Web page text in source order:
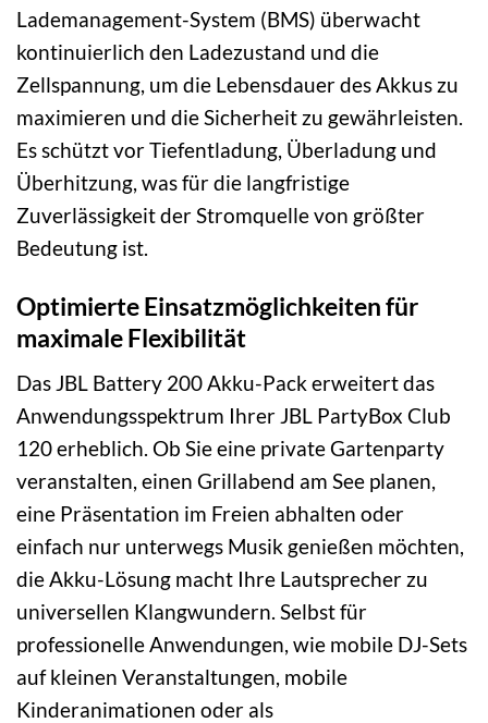
Lademanagement-System (BMS) überwacht
kontinuierlich den Ladezustand und die
Zellspannung, um die Lebensdauer des Akkus zu
maximieren und die Sicherheit zu gewährleisten.
Es schützt vor Tiefentladung, Überladung und
Überhitzung, was für die langfristige
Zuverlässigkeit der Stromquelle von größter
Bedeutung ist.
Optimierte Einsatzmöglichkeiten für
maximale Flexibilität
Das JBL Battery 200 Akku-Pack erweitert das
Anwendungsspektrum Ihrer JBL PartyBox Club
120 erheblich. Ob Sie eine private Gartenparty
veranstalten, einen Grillabend am See planen,
eine Präsentation im Freien abhalten oder
einfach nur unterwegs Musik genießen möchten,
die Akku-Lösung macht Ihre Lautsprecher zu
universellen Klangwundern. Selbst für
professionelle Anwendungen, wie mobile DJ-Sets
auf kleinen Veranstaltungen, mobile
Kinderanimationen oder als